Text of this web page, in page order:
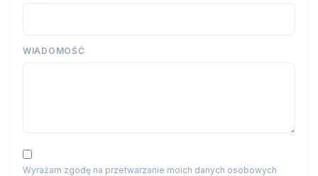
WIADOMOŚĆ
Wyrażam zgodę na przetwarzanie moich danych osobowych